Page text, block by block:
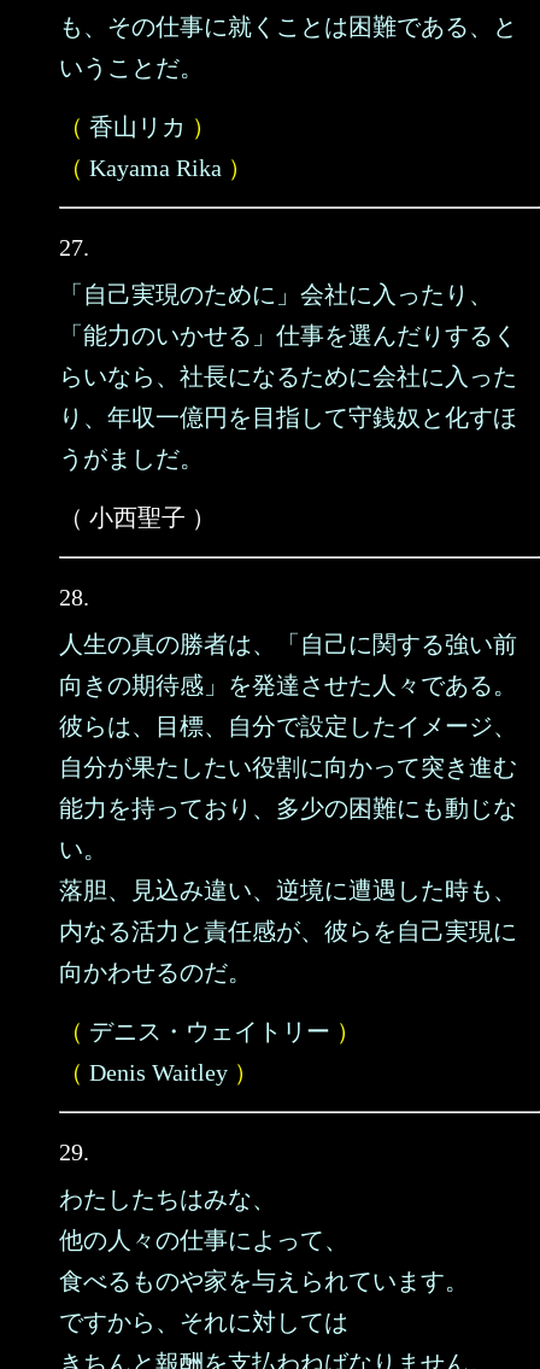
も、その仕事に就くことは困難である、と
いうことだ。
（ 香山リカ ）
（ Kayama Rika ）
27.
「自己実現のために」会社に入ったり、
「能力のいかせる」仕事を選んだりするく
らいなら、社長になるために会社に入った
り、年収一億円を目指して守銭奴と化すほ
うがましだ。
（ 小西聖子 ）
28.
人生の真の勝者は、「自己に関する強い前
向きの期待感」を発達させた人々である。
彼らは、目標、自分で設定したイメージ、
自分が果たしたい役割に向かって突き進む
能力を持っており、多少の困難にも動じな
い。
落胆、見込み違い、逆境に遭遇した時も、
内なる活力と責任感が、彼らを自己実現に
向かわせるのだ。
（ デニス・ウェイトリー ）
（ Denis Waitley ）
29.
わたしたちはみな、
他の人々の仕事によって、
食べるものや家を与えられています。
ですから、それに対しては
きちんと報酬を支払わねばなりません。